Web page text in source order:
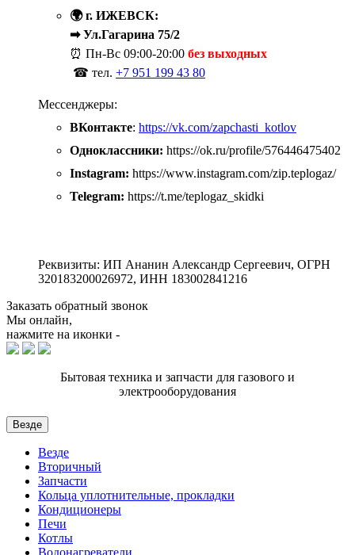
🌍 г. ИЖЕВСК:
➡ Ул.Гагарина 75/2
⏰ Пн-Вс 09:00-20:00 без выходных
☎ тел. +7 951 199 43 80
Мессенджеры:
ВКонтакте: https://vk.com/zapchasti_kotlov
Одноклассники: https://ok.ru/profile/576446475402
Instagram: https://www.instagram.com/zip.teplogaz/
Telegram: https://t.me/teplogaz_skidki
Реквизиты: ИП Ананин Александр Сергеевич, ОГРН
320183200026972, ИНН 183002841216
Заказать обратный звонок
Мы онлайн,
нажмите на иконки -
Бытовая техника и запчасти для газового и
электрооборудования
Везде
Везде
Вторичный
Запчасти
Кольца уплотнительные, прокладки
Кондиционеры
Печи
Котлы